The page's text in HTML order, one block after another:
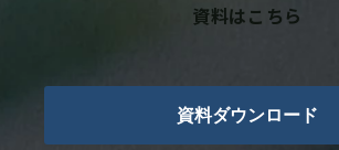
資料はこちら
資料ダウンロード